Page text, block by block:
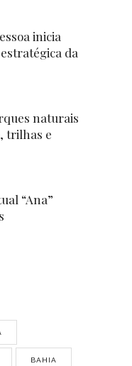
inicia
da
naturais
trilhas e
“Ana”
BAHIA